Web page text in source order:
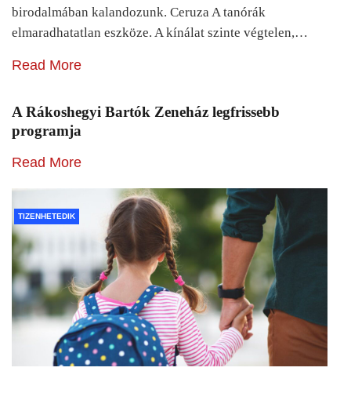
birodalmában kalandozunk. Ceruza A tanórák
elmaradhatatlan eszköze. A kínálat szinte végtelen,…
Read More
A Rákoshegyi Bartók Zeneház legfrissebb
programja
Read More
TIZENHETEDIK